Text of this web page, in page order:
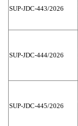
SUP-JDC-443/2026
SUP-JDC-444/2026
SUP-JDC-445/2026